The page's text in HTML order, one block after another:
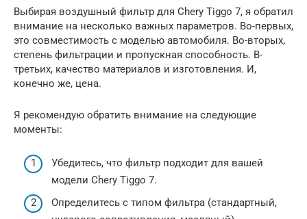
Выбирая воздушный фильтр для Chery Tiggo 7, я обратил
внимание на несколько важных параметров. Во-первых,
это совместимость с моделью автомобиля. Во-вторых,
степень фильтрации и пропускная способность. В-
третьих, качество материалов и изготовления. И,
конечно же, цена.
Я рекомендую обратить внимание на следующие
моменты:
Убедитесь, что фильтр подходит для вашей
модели Chery Tiggo 7.
Определитесь с типом фильтра (стандартный,